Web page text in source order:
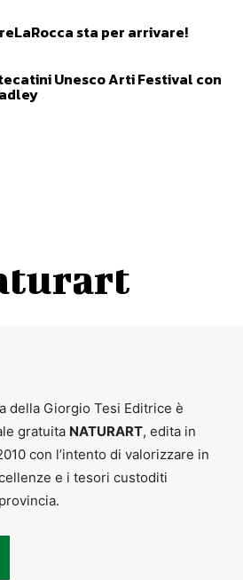
sta per arrivare!
Unesco Arti Festival con
della Giorgio Tesi Editrice è
gratuita NATURART, edita in
con l’intento di valorizzare in
e i tesori custoditi